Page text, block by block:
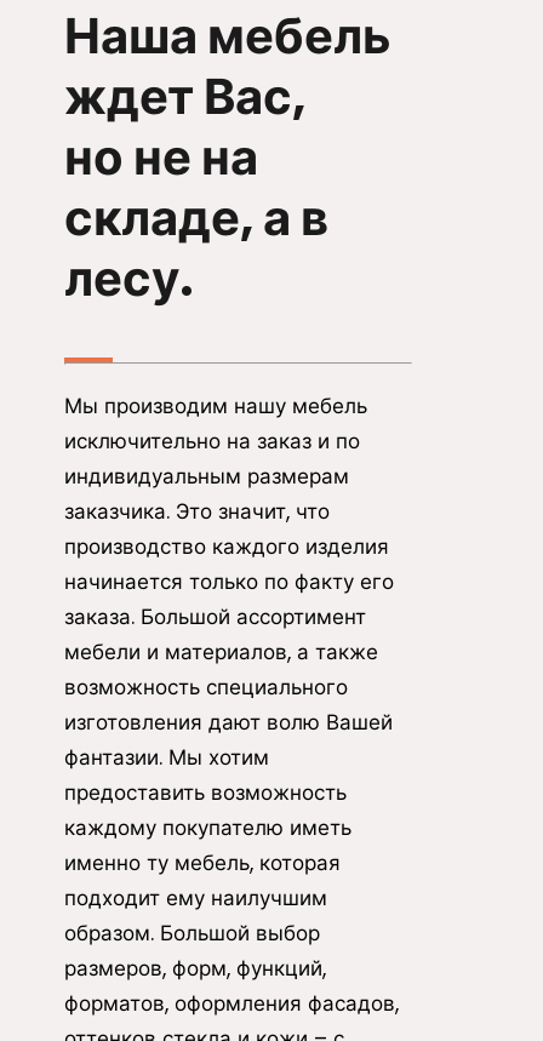
Наша мебель
ждет Вас,
но не на
складе, а в
лесу.
Мы производим нашу мебель
исключительно на заказ и по
индивидуальным размерам
заказчика. Это значит, что
производство каждого изделия
начинается только по факту его
заказа. Большой ассортимент
мебели и материалов, а также
возможность специального
изготовления дают волю Вашей
фантазии. Мы хотим
предоставить возможность
каждому покупателю иметь
именно ту мебель, которая
подходит ему наилучшим
образом. Большой выбор
размеров, форм, функций,
форматов, оформления фасадов,